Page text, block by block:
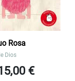
Rosa
Dios
€